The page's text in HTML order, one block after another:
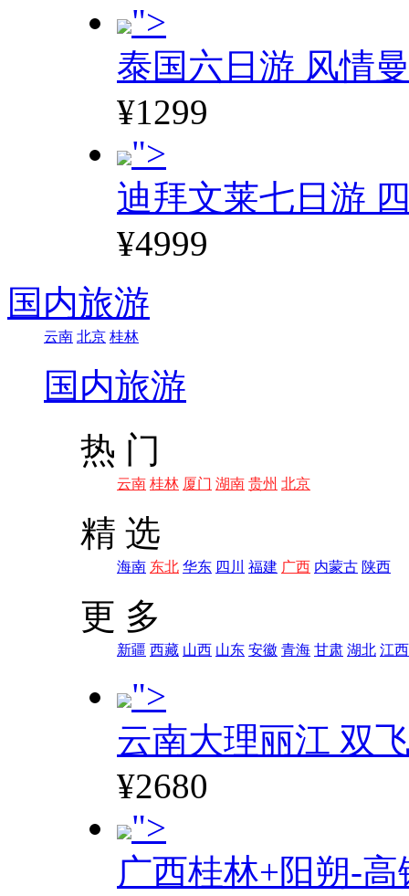
">
泰国六日游 风情
¥1299
">
迪拜文莱七日游
¥4999
国内旅游
云南 北京 桂林
国内旅游
热 门
云南 桂林 厦门 湖南 贵州 北京
精 选
海南 东北 华东 四川 福建 广西 内蒙古 陕西
更 多
新疆 西藏 山西 山东 安徽 青海 甘肃 湖北 江西
">
云南大理丽江 双
¥2680
">
广西桂林+阳朔-高